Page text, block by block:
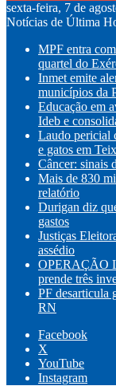
sexta-feira, 7 de
Notícias de Última
MPF entra
quartel do
Inmet emite
municípios da
Educação em
Ideb e
Laudo pericial
e gatos em
Câncer: sinais
Mais de 830
relatório
Durigan diz
gastos
Justiças
assédio
OPERAÇÃO
prende três
PF desarticula
RN
Facebook
X
YouTube
Instagram